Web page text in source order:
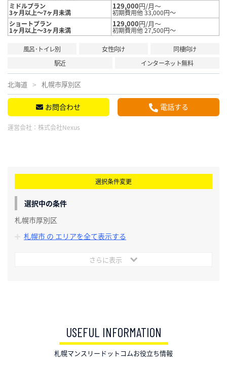
ミドルプラン
3ヶ月以上～7ヶ月未満
129,000円/月～
初期費用他 33,000円～
ショートプラン
1ヶ月以上～3ヶ月未満
129,000円/月～
初期費用他 27,500円～
風呂･トイレ別 女性向け
同棲向け
駅近
インターネット無料
北海道 札幌市厚別区
お問合わせ 電話する
運営会社： 株式会社Nexus
選択条件変更
選択中の条件
札幌市厚別区
札幌市 の エリアを全て表示する
さらに表示
USEFUL INFORMATION
札幌マンスリードットコムお役立ち情報